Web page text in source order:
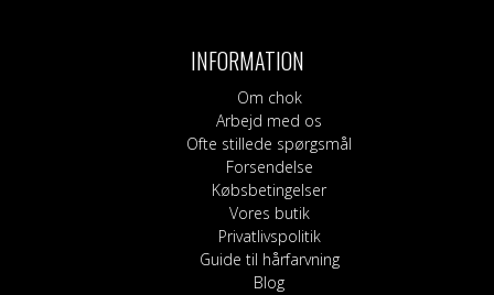
INFORMATION
Om chok
Arbejd med os
Ofte stillede spørgsmål
Forsendelse
Købsbetingelser
Vores butik
Privatlivspolitik
Guide til hårfarvning
Blog